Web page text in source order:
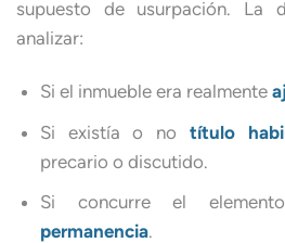
supuesto de usurpación. La
analizar:
Si el inmueble era realmente
Si existía o no título
precario o discutido.
Si concurre el
permanencia.